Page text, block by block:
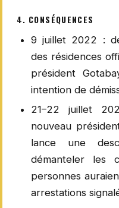
4. CONSÉQUENCES
9 juillet 2022 :
des résidences
président
intention de
21–22 juillet
nouveau
lance une
démanteler les
personnes
arrestations